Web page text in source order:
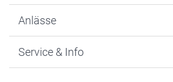
MyNameBook
Fotoabzüge, Fotos als Buch & Poster
Warum smartphoto
Datenschutz
Anlässe
Neujahr
Service & Info